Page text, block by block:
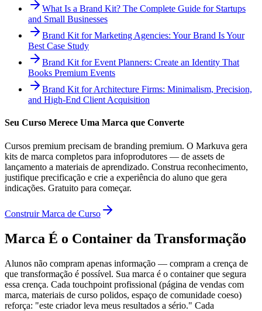
What Is a Brand Kit? The Complete Guide for Startups
and Small Businesses
Brand Kit for Marketing Agencies: Your Brand Is Your
Best Case Study
Brand Kit for Event Planners: Create an Identity That
Books Premium Events
Brand Kit for Architecture Firms: Minimalism, Precision,
and High-End Client Acquisition
Seu Curso Merece Uma Marca que Converte
Cursos premium precisam de branding premium. O Markuva gera
kits de marca completos para infoprodutores — de assets de
lançamento a materiais de aprendizado. Construa reconhecimento,
justifique precificação e crie a experiência do aluno que gera
indicações. Gratuito para começar.
Construir Marca de Curso
Marca É o Container da Transformação
Alunos não compram apenas informação — compram a crença de
que transformação é possível. Sua marca é o container que segura
essa crença. Cada touchpoint profissional (página de vendas com
marca, materiais de curso polidos, espaço de comunidade coeso)
reforça: "este criador leva meus resultados a sério." Cada